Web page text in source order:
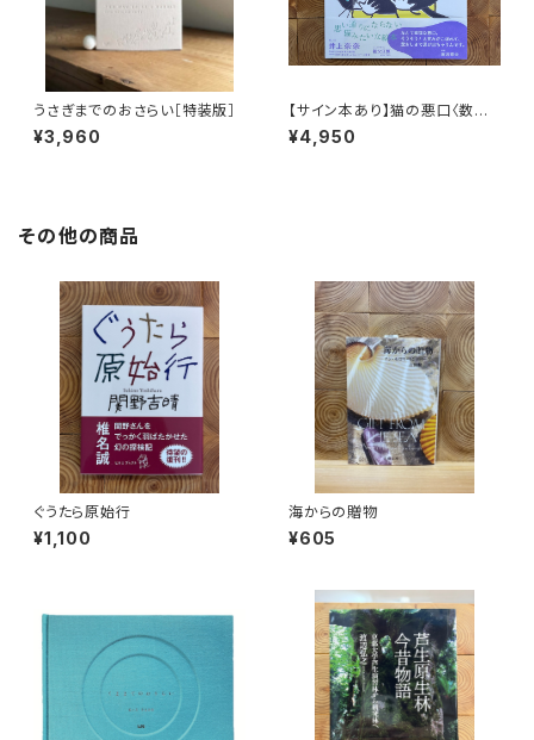
うさぎまでのおさらい［特装版］
¥3,960
【サイン本あり】猫の悪口〈数量
限定・オリジナルトート付き〉
¥4,950
その他の商品
ぐうたら原始行
¥1,100
海からの贈物
¥605